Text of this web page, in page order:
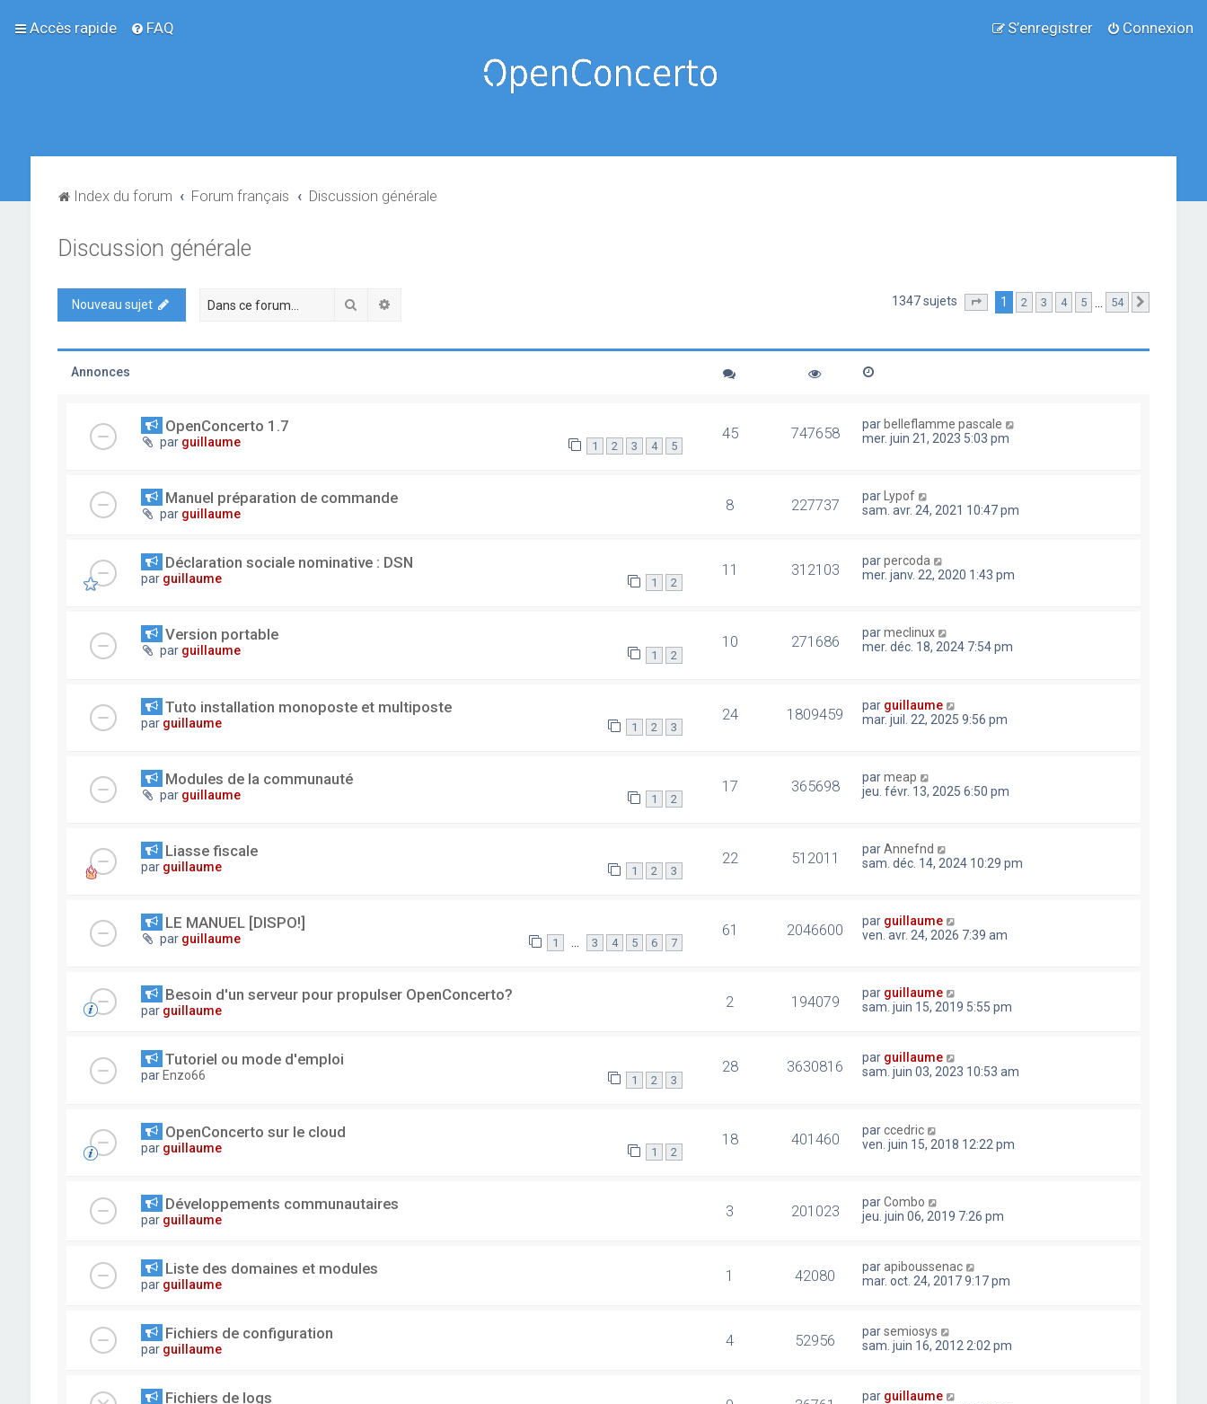
Accès rapide FAQ Connexion
S’enregistrer
Index du forum Forum français Discussion générale
Discussion générale
Nouveau sujet Rechercher 1347 sujets Page sur 54
1 2 3 4 5 54
Annonces
OpenConcerto 1.7
par guillaume 1 2 3 4 5
45 747658 par belleflamme pascale
mer. juin 21, 2023 5:03 pm
Manuel préparation de commande
par guillaume 8 227737 par Lypof
sam. avr. 24, 2021 10:47 pm
Déclaration sociale nominative : DSN
par guillaume 1 2
11 312103 parpercoda
mer. janv. 22, 2020 1:43 pm
Version portable
par guillaume 1 2
10 271686 parmeclinux
mer. déc. 18, 2024 7:54 pm
Tuto installation monoposte et multiposte
par guillaume 1 2 3
24 1809459 par guillaume
mar. juil. 22, 2025 9:56 pm
Modules de la communauté
par guillaume 1 2
17 365698 parmeap
jeu. févr. 13, 2025 6:50 pm
Liasse fiscale
par guillaume 1 2 3
22 512011 parAnnefnd
sam. déc. 14, 2024 10:29 pm
LE MANUEL [DISPO!]
par guillaume 1 … 3 4 5 6 7
61 2046600 par guillaume
ven. avr. 24, 2026 7:39 am
Besoin d'un serveur pour propulser OpenConcerto?
par guillaume 2 194079 par guillaume
sam. juin 15, 2019 5:55 pm
Tutoriel ou mode d'emploi
par Enzo66 1 2 3
28 3630816 par guillaume
sam. juin 03, 2023 10:53 am
OpenConcerto sur le cloud
par guillaume 1 2
18 401460 parccedric
ven. juin 15, 2018 12:22 pm
Développements communautaires
par guillaume 3 201023 parCombo
jeu. juin 06, 2019 7:26 pm
Liste des domaines et modules
par guillaume 1 42080 parapiboussenac
mar. oct. 24, 2017 9:17 pm
Fichiers de configuration
par guillaume 4 52956 parsemiosys
sam. juin 16, 2012 2:02 pm
Fichiers de logs par guillaume